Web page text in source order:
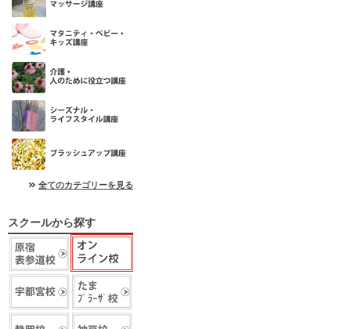
全てのカテゴリーを見る
スクールから探す